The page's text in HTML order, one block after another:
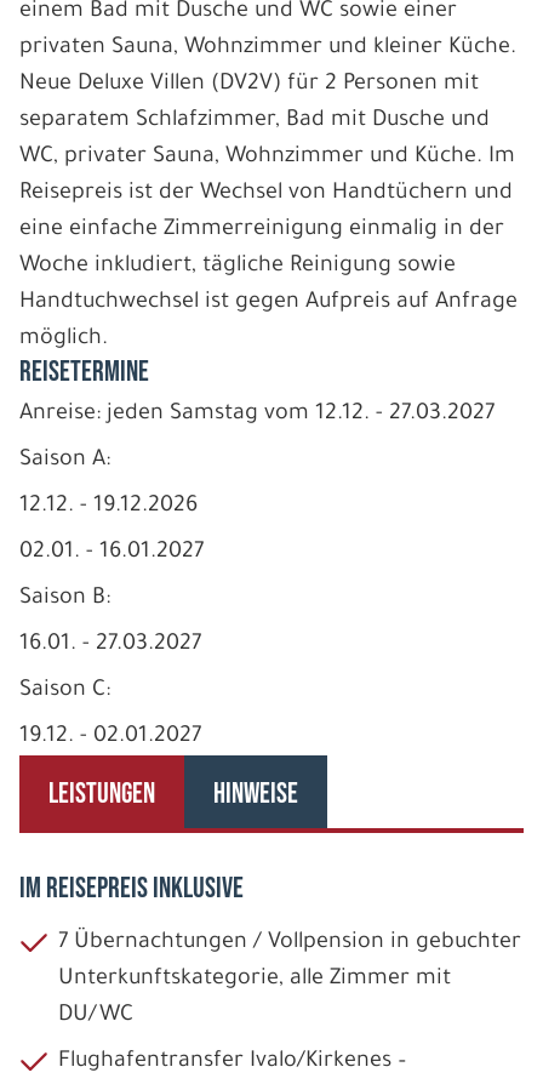
einem Bad mit Dusche und WC sowie einer
privaten Sauna, Wohnzimmer und kleiner Küche.
Neue Deluxe Villen (DV2V) für 2 Personen mit
separatem Schlafzimmer, Bad mit Dusche und
WC, privater Sauna, Wohnzimmer und Küche. Im
Reisepreis ist der Wechsel von Handtüchern und
eine einfache Zimmerreinigung einmalig in der
Woche inkludiert, tägliche Reinigung sowie
Handtuchwechsel ist gegen Aufpreis auf Anfrage
möglich.
REISETERMINE
Anreise: jeden Samstag vom 12.12. - 27.03.2027
Saison A:
12.12. - 19.12.2026
02.01. - 16.01.2027
Saison B:
16.01. - 27.03.2027
Saison C:
19.12. - 02.01.2027
LEISTUNGEN HINWEISE
IM REISEPREIS INKLUSIVE
7 Übernachtungen / Vollpension in gebuchter
Unterkunftskategorie, alle Zimmer mit
DU/WC
Flughafentransfer Ivalo/Kirkenes –